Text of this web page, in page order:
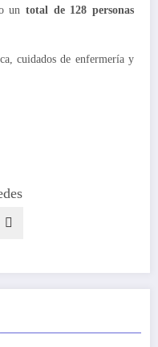
untotal de 128 personas
cuidados de enfermería y